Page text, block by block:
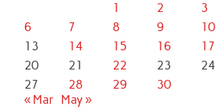
1 2 3
6
7 8 9 10
13
14 15 16 17
20
21 22 23 24
27
28 29
30
« Mar
May »